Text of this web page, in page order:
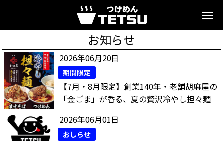
お知らせ
2026年06月20日
期間限定
【7月・8月限定】創業140年・老舗胡麻屋の
「金ごま」が香る、夏の贅沢冷やし担々麺
2026年06月01日
おしらせ